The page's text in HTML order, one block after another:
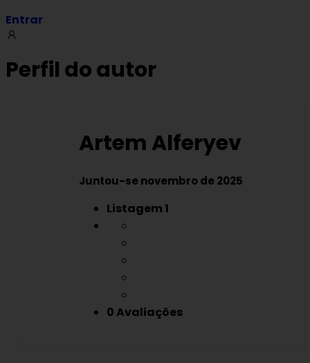
Entrar
Perfil do autor
Artem Alferyev
Juntou-se novembro de 2025
Listagem1
0 Avaliações